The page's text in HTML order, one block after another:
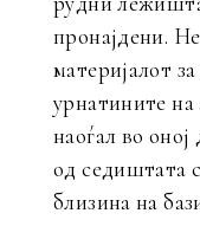
пронајдени.
материјалот
урнатините на
наоѓал во
од седиштата
близина на